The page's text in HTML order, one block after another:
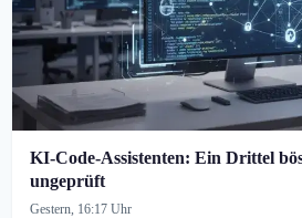
KI-Code-Assistenten: Ein Drittel
ungeprüft
Gestern, 16:17 Uhr